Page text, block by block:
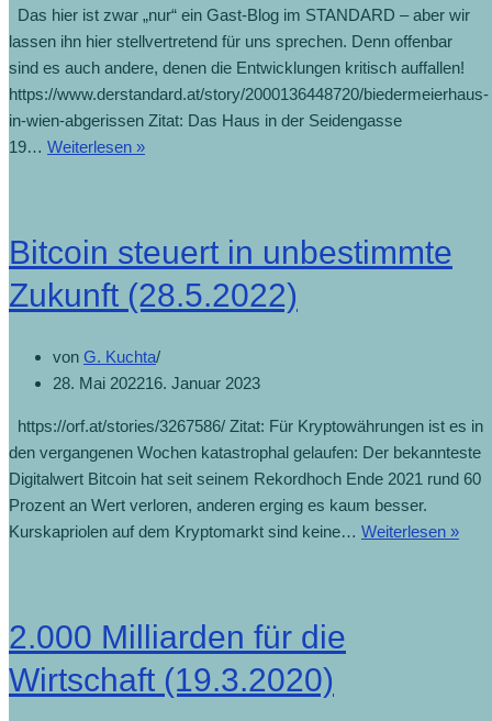
Das hier ist zwar „nur“ ein Gast-Blog im STANDARD – aber wir
lassen ihn hier stellvertretend für uns sprechen. Denn offenbar
sind es auch andere, denen die Entwicklungen kritisch auffallen!
https://www.derstandard.at/story/2000136448720/biedermeierhaus-
in-wien-abgerissen Zitat: Das Haus in der Seidengasse
19… Weiterlesen »
Bitcoin steuert in unbestimmte
Zukunft (28.5.2022)
von G. Kuchta
28. Mai 202216. Januar 2023
https://orf.at/stories/3267586/ Zitat: Für Kryptowährungen ist es in
den vergangenen Wochen katastrophal gelaufen: Der bekannteste
Digitalwert Bitcoin hat seit seinem Rekordhoch Ende 2021 rund 60
Prozent an Wert verloren, anderen erging es kaum besser.
Kurskapriolen auf dem Kryptomarkt sind keine… Weiterlesen »
2.000 Milliarden für die
Wirtschaft (19.3.2020)